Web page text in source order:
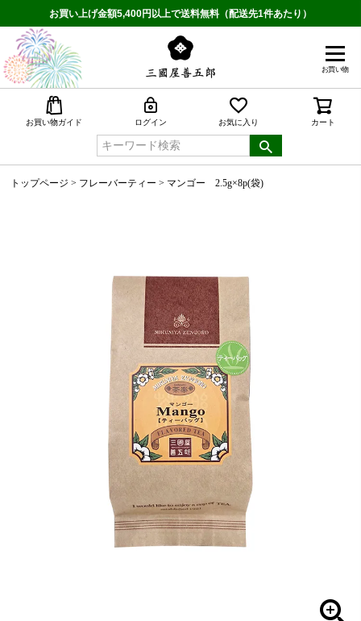
お買い上げ金額5,400円以上で送料無料（配送先1件あたり）
お買い物
お買い物ガイド ログイン お気に入り カート
トップページ フレーバーティー マンゴー 2.5g×8p(袋)